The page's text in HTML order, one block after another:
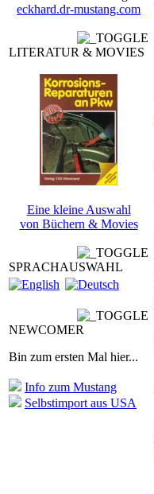
eckhard.dr-mustang.com
LITERATUR & MOVIES
Eine kleine Auswahl
von Büchern & Movies
SPRACHAUSWAHL
NEWCOMER
Bin zum ersten Mal hier...
Info zum Mustang
Selbstimport aus USA